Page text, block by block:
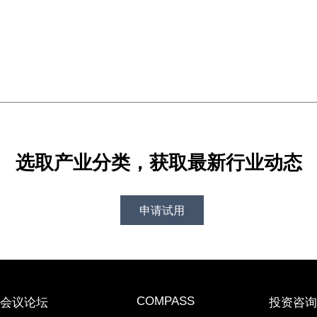
选取产业分类，获取最新行业动态
申请试用
会议论坛 COMPASS 投资咨询